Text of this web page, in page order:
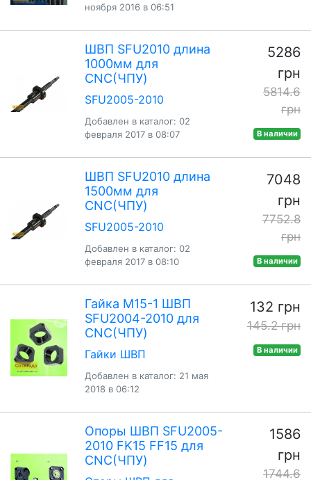
ноября 2016 в 06:51
ШВП SFU2010 длина
1000мм для
CNC(ЧПУ)
SFU2005-2010
Добавлен в каталог: 02
февраля 2017 в 08:07
5286
грн
5814.6
грн
В наличии
ШВП SFU2010 длина
1500мм для
CNC(ЧПУ)
SFU2005-2010
Добавлен в каталог: 02
февраля 2017 в 08:10
7048
грн
7752.8
грн
В наличии
Гайка М15-1 ШВП
SFU2004-2010 для
CNC(ЧПУ)
Гайки ШВП
Добавлен в каталог: 21 мая
2018 в 06:12
132 грн
145.2 грн
В наличии
Опоры ШВП SFU2005-
2010 FK15 FF15 для
CNC(ЧПУ)
1586
грн
1744.6